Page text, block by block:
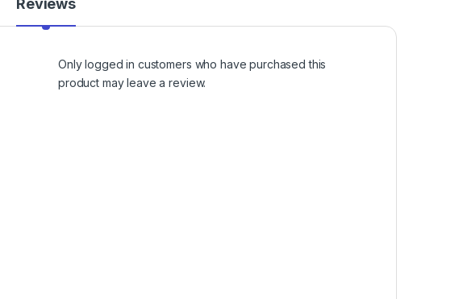
Reviews
Only logged in customers who have purchased this
product may leave a review.